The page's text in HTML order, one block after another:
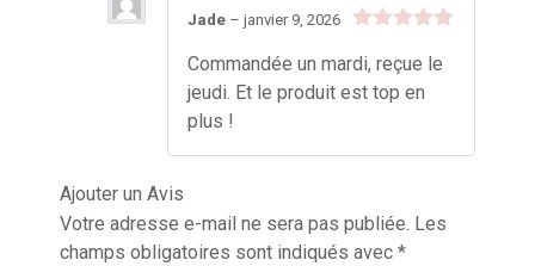
5
Jade – janvier 9, 2026
Commandée un mardi, reçue le
jeudi. Et le produit est top en
plus !
Ajouter un Avis
Votre adresse e-mail ne sera pas publiée. Les
champs obligatoires sont indiqués avec *